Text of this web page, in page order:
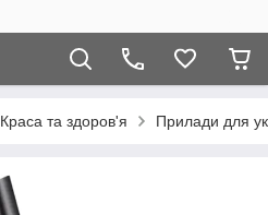
Краса та здоров'я Прилади для